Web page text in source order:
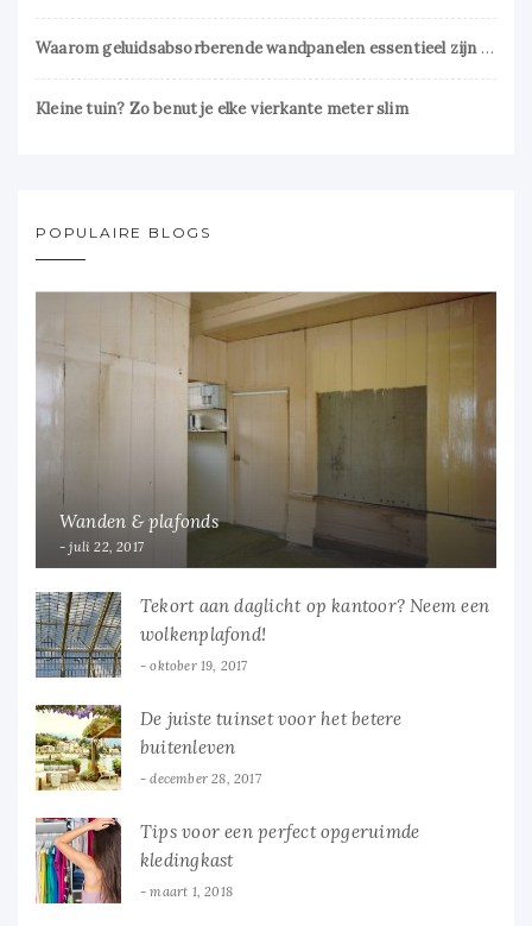
Waarom geluidsabsorberende wandpanelen essentieel zijn voor een prettig interieur
Kleine tuin? Zo benut je elke vierkante meter slim
POPULAIRE BLOGS
Wanden & plafonds
juli 22, 2017
Tekort aan daglicht op kantoor? Neem een
wolkenplafond!
oktober 19, 2017
De juiste tuinset voor het betere
buitenleven
december 28, 2017
Tips voor een perfect opgeruimde
kledingkast
maart 1, 2018